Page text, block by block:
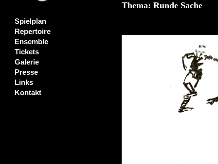
Spielplan
Repertoire
Ensemble
Tickets
Galerie
Presse
Links
Kontakt
Thema: Runde Sache